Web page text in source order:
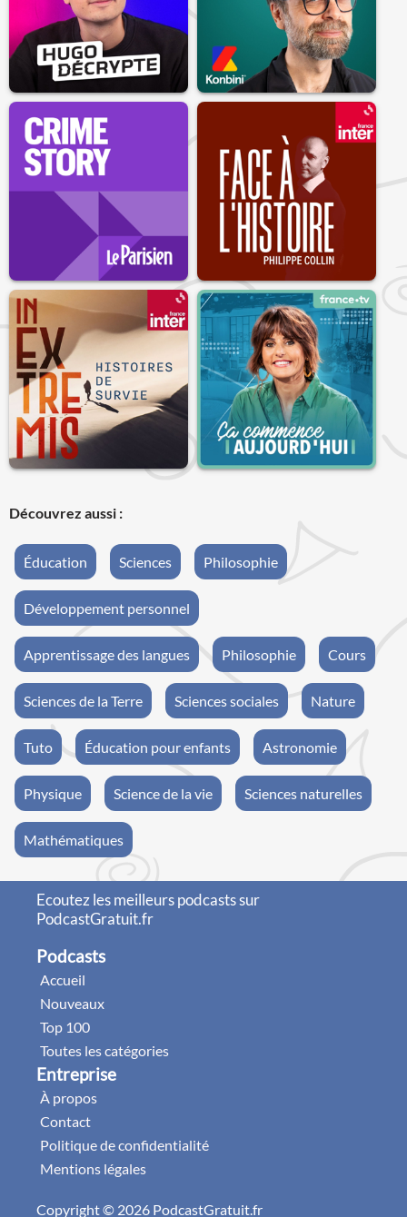
Découvrez aussi :
Éducation Sciences Philosophie
Développement personnel
Apprentissage des langues Philosophie Cours
Sciences de la Terre Sciences sociales Nature
Tuto Éducation pour enfants Astronomie
Physique Science de la vie Sciences naturelles
Mathématiques
Ecoutez les meilleurs podcasts sur
PodcastGratuit.fr
Podcasts
Accueil
Nouveaux
Top 100
Toutes les catégories
Entreprise
À propos
Contact
Politique de confidentialité
Mentions légales
Copyright © 2026 PodcastGratuit.fr